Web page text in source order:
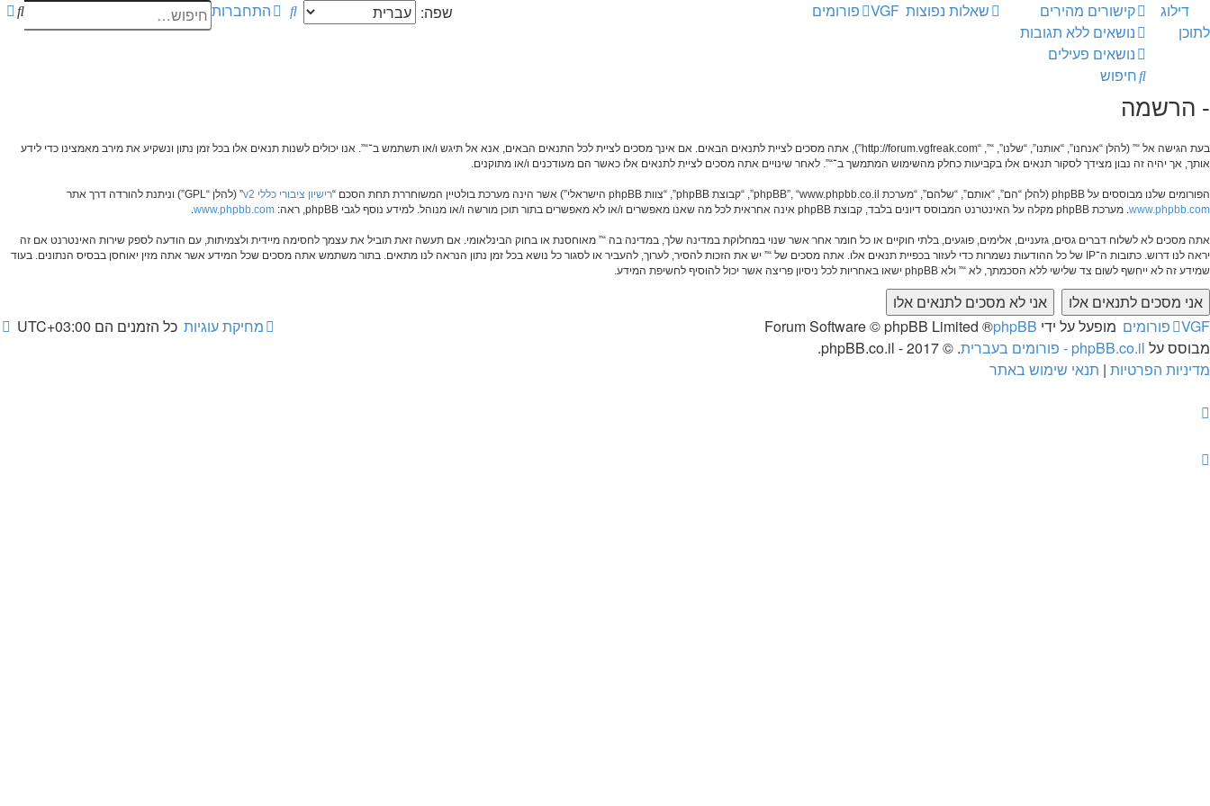
דילוג
לתוכן
קישורים מהירים
נושאים ללא תגובות
נושאים פעילים
חיפוש
שאלות נפוצות התחברות VGF פורומים חיפוש שפה:
- הרשמה
בעת הגישה אל “” (להלן “אנחנו”, “אותנו”, “שלנו”, “”, “http://forum.vgfreak.com”), אתה מסכים לציית לתנאים הבאים. אם אינך מסכים לציית לכל התנאים הבאים, אנא אל תיגש ו/או תשתמש ב־“”. אנו יכולים לשנות תנאים אלו בכל זמן נתון ונשקיע את מירב מאמצינו כדי לידע
אותך, אך יהיה זה נבון מצידך לסקור תנאים אלו בקביעות כחלק מהשימוש המתמשך ב־“”. לאחר שינויים אתה מסכים לציית לתנאים אלו כאשר הם מעודכנים ו/או מתוקנים.
הפורומים שלנו מבוססים על phpBB (להלן “הם”, “אותם”, “שלהם”, “מערכת phpBB”, “www.phpbb.co.il”, “קבוצת phpBB”, “צוות phpBB הישראלי”) אשר הינה מערכת בולטיין המשוחררת תחת הסכם “ רישיון ציבורי כללי v2
” (להלן “GPL”) וניתנת להורדה דרך אתר
www.phpbb.com. מערכת phpBB מקלה על האינטרנט המבוסס דיונים בלבד, קבוצת phpBB אינה אחראית לכל מה שאנו מאפשרים ו/או לא מאפשרים בתור תוכן מורשה ו/או מנוהל. למידע נוסף לגבי phpBB, ראה: www.phpbb.com
.
אתה מסכים לא לשלוח דברים גסים, גזעניים, אלימים, פוגעים, בלתי חוקיים או כל חומר אחר אשר שנוי במחלוקת במדינה שלך, במדינה בה “” מאוחסנת או בחוק הבינלאומי. אם תעשה זאת תוביל את עצמך לחסימה מיידית ולצמיתות, עם הודעה לספק שירות האינטרנט אם זה
יראה לנו דרוש. כתובות ה־IP של כל ההודעות נשמרות כדי לעזור בכפיית תנאים אלו. אתה מסכים של “” יש את הזכות להסיר, לערוך, להעביר או לסגור כל נושא בכל זמן נתון הנראה לנו מתאים. בתור משתמש אתה מסכים שכל המידע אשר אתה מזין יאוחסן בבסיס הנתונים. בעוד
שמידע זה לא ייחשף לשום צד שלישי ללא הסכמתך, לא “” ולא phpBB ישאו באחריות לכל ניסיון פריצה אשר יכול להוסיף לחשיפת המידע.
VGF פורומים כל הזמנים הם UTC+03:00 מחיקת עוגיות מופעל על ידי phpBB
® Forum Software © phpBB Limited
מבוסס על phpBB.co.il - פורומים בעברית
. © 2017 - phpBB.co.il.
מדיניות הפרטיות | תנאי שימוש באתר